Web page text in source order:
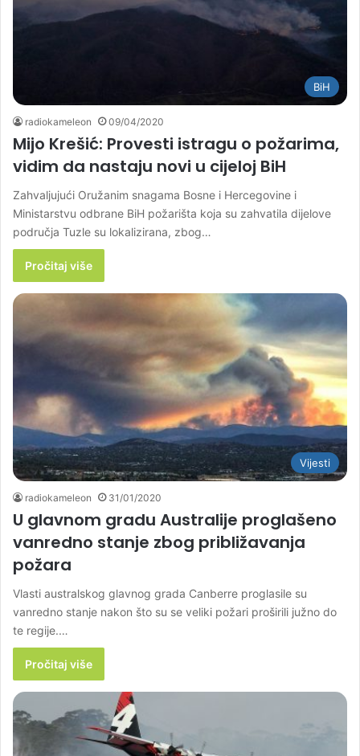
BiH
radiokameleon 09/04/2020
Mijo Krešić: Provesti istragu o požarima,
vidim da nastaju novi u cijeloj BiH
Zahvaljujući Oružanim snagama Bosne i Hercegovine i
Ministarstvu odbrane BiH požarišta koja su zahvatila dijelove
područja Tuzle su lokalizirana, zbog…
Pročitaj više
Vijesti
radiokameleon 31/01/2020
U glavnom gradu Australije proglašeno
vanredno stanje zbog približavanja
požara
Vlasti australskog glavnog grada Canberre proglasile su
vanredno stanje nakon što su se veliki požari proširili južno do
te regije.…
Pročitaj više